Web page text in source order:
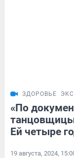
ЗДОРОВЬЕ
«По
Ей четыре
19 августа, 2024,